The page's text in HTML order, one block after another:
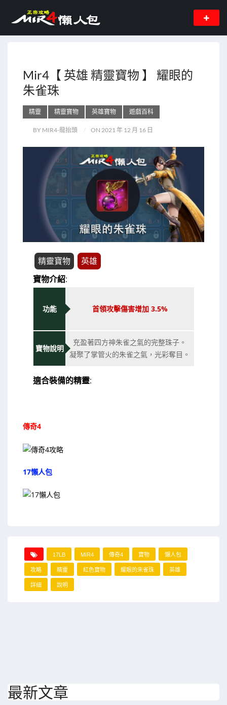
Mir4【 英雄 精靈寶物 】 耀眼的
朱雀珠
精靈 精靈寶物 英雄寶物 遊戲百科
BY MIR4-龍抬頭 ON 2021 年 12 月 16 日
精靈寶物 英雄
寶物介紹:
功能 首領攻擊傷害增加 3.5%
寶物說明
充盈著四方神朱雀之氣的完整珠子。
凝聚了掌管火的朱雀之氣，光彩奪目。
適合裝備的精靈:
傳奇4
17懶人包
17LB MIR4 傳奇4 寶物 懶人包
攻略 精靈 紅色寶物 耀眼的朱雀珠 英雄
詳細 說明
最新文章